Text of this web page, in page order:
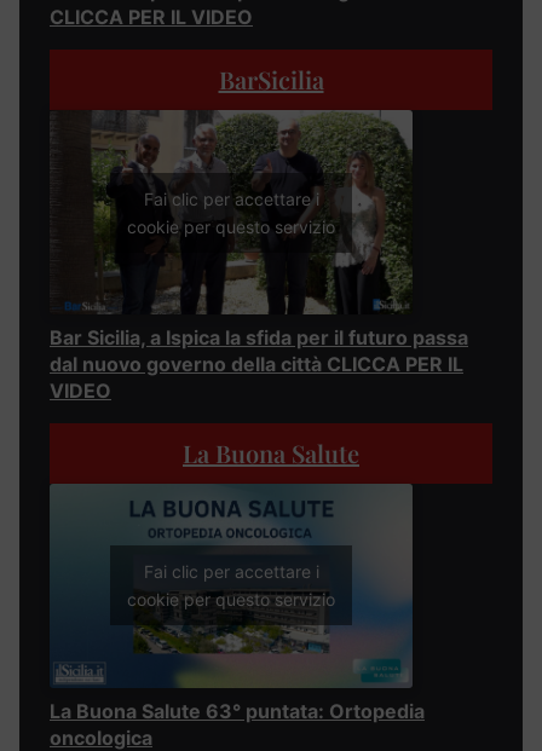
CLICCA PER IL VIDEO
BarSicilia
Fai clic per accettare i
cookie per questo servizio
Bar Sicilia, a Ispica la sfida per il futuro passa
dal nuovo governo della città CLICCA PER IL
VIDEO
La Buona Salute
Fai clic per accettare i
cookie per questo servizio
La Buona Salute 63° puntata: Ortopedia
oncologica